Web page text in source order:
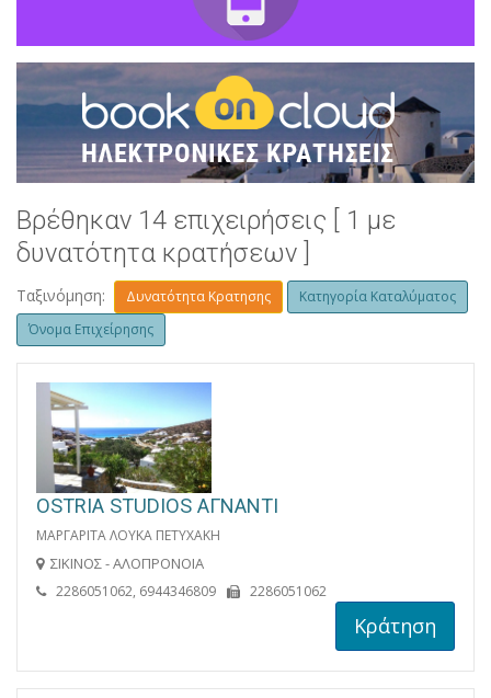
Βρέθηκαν 14 επιχειρήσεις [ 1 με
δυνατότητα κρατήσεων ]
Ταξινόμηση: Δυνατότητα Κρατησης
Κατηγορία Καταλύματος
Όνομα Επιχείρησης
OSTRIA STUDIOS ΑΓΝΑΝΤΙ
ΜΑΡΓΑΡΙΤΑ ΛΟΥΚΑ ΠΕΤΥΧΑΚΗ
ΣΙΚΙΝΟΣ - ΑΛΟΠΡΟΝΟΙΑ
2286051062, 6944346809 2286051062
Κράτηση